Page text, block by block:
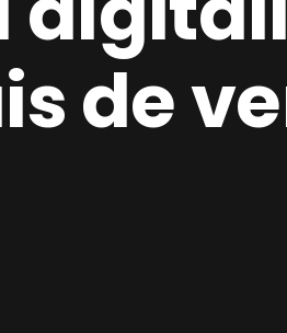
de